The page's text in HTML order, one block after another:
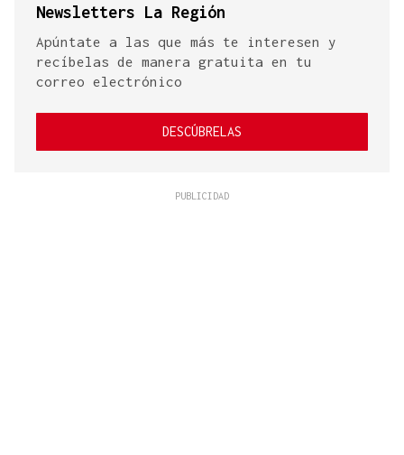
Newsletters La Región
Apúntate a las que más te interesen y
recíbelas de manera gratuita en tu
correo electrónico
DESCÚBRELAS